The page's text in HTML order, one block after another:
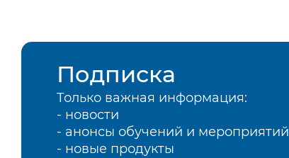
Подписка
Только важная информация:
- новости
- анонсы обучений и мероприятий
- новые продукты